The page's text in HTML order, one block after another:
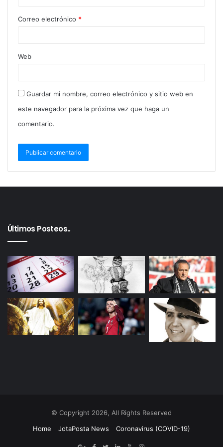
el viento, cumpliendo todas las características del
Correo electrónico *
Web
Guardar mi nombre, correo electrónico y sitio web en
este navegador para la próxima vez que haga un
comentario.
Últimos Posteos..
© Copyright 2026, All Rights Reserved
Home
JotaPosta News Coronavirus (COVID-19)